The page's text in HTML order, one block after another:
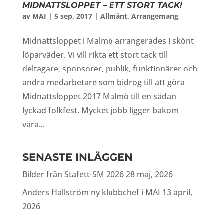
MIDNATTSLOPPET – ETT STORT TACK!
av MAI | 5 sep, 2017| Allmänt, Arrangemang
Midnattsloppet i Malmö arrangerades i skönt
löparväder. Vi vill rikta ett stort tack till
deltagare, sponsorer, publik, funktionärer och
andra medarbetare som bidrog till att göra
Midnattsloppet 2017 Malmö till en sådan
lyckad folkfest. Mycket jobb ligger bakom
våra...
SENASTE INLÄGGEN
Bilder från Stafett-SM 202628 maj, 2026
Anders Hallström ny klubbchef i MAI 13 april,
2026